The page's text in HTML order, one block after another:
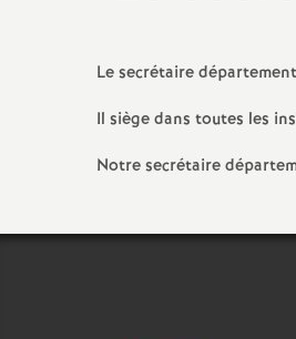
Le secrétaire
Il siège dans toutes les
Notre secrétaire